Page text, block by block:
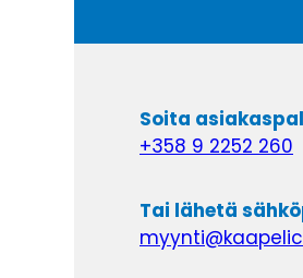
Soita
+358 9 2252 260
Tai lähetä